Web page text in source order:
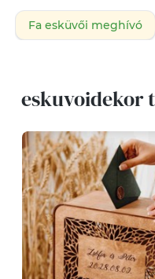
Fa esküvői meghívó
eskuvoidekor